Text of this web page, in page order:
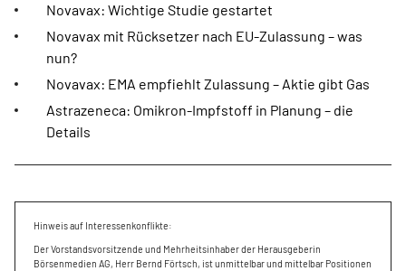
Novavax: Wichtige Studie gestartet
Novavax mit Rücksetzer nach EU-Zulassung – was
nun?
Novavax: EMA empfiehlt Zulassung – Aktie gibt Gas
Astrazeneca: Omikron-Impfstoff in Planung – die
Details
Hinweis auf Interessenkonflikte:
Der Vorstandsvorsitzende und Mehrheitsinhaber der Herausgeberin
Börsenmedien AG, Herr Bernd Förtsch, ist unmittelbar und mittelbar Positionen